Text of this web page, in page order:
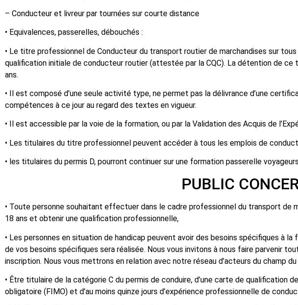
– Conducteur et livreur par tournées sur courte distance
• Equivalences, passerelles, débouchés :
• Le titre professionnel de Conducteur du transport routier de marchandises sur
qualification initiale de conducteur routier (attestée par la CQC). La détention de
ans.
• Il est composé d’une seule activité type, ne permet pas la délivrance d’une
compétences à ce jour au regard des textes en vigueur.
• Il est accessible par la voie de la formation, ou par la Validation des Acquis de
• Les titulaires du titre professionnel peuvent accéder à tous les emplois de
• les titulaires du permis D, pourront continuer sur une formation passerelle
PUBLIC CONCERNE ET
• Toute personne souhaitant effectuer dans le cadre professionnel du transport de
18 ans et obtenir une qualification professionnelle,
• Les personnes en situation de handicap peuvent avoir des besoins spécifiques à
de vos besoins spécifiques sera réalisée. Nous vous invitons à nous faire parvenir
inscription. Nous vous mettrons en relation avec notre réseau d’acteurs du champ
• Être titulaire de la catégorie C du permis de conduire, d’une carte de qualification
obligatoire (FIMO) et d’au moins quinze jours d’expérience professionnelle de